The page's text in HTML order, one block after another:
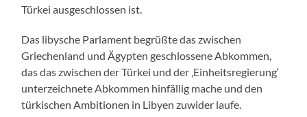
Türkei ausgeschlossen ist.
Das libysche Parlament begrüßte das zwischen
Griechenland und Ägypten geschlossene Abkommen,
das das zwischen der Türkei und der ‚Einheitsregierung‘
unterzeichnete Abkommen hinfällig mache und den
türkischen Ambitionen in Libyen zuwider laufe.